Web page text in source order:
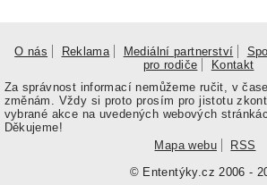
O nás Reklama Mediální partnerství
pro rodiče
Kontakt
© Ententýky.cz 2006 -
Za správnost informací nemůžeme ručit, v
změnám. Vždy si proto prosím pro jistotu
vybrané akce na uvedených webových
Děkujeme!
Mapa webu
RSS